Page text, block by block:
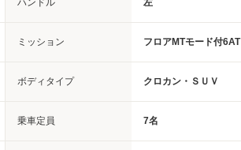
ハンドル 左
ミッション フロアMTモード付6AT
ボディタイプ クロカン・ＳＵＶ
乗車定員 7名